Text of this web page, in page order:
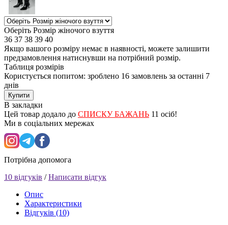
Оберіть Розмір жіночого взуття
36 37 38 39 40
Якщо вашого розміру немає в наявності, можете залишити
предзамовлення натиснувши на потрібний розмір.
Таблиця розмірів
Користується попитом: зроблено 16 замовлень за останні 7
днів
Купити
В закладки
Цей товар додало до СПИСКУ БАЖАНЬ 11 осіб!
Ми в соціальних мережах
Потрібна допомога
10 відгуків /Написати відгук
Опис
Характеристики
Відгуків (10)